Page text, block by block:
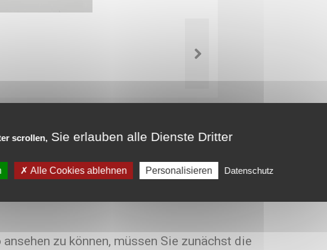
scrollen, Sie erlauben alle Dienste Dritter
Alle Cookies ablehnen Personalisieren Datenschutz
zu können, müssen Sie zunächst die